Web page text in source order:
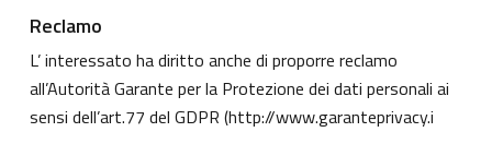
Reclamo
L’ interessato ha diritto anche di proporre reclamo
all’Autorità Garante per la Protezione dei dati personali ai
sensi dell’art.77 del GDPR (http://www.garanteprivacy.i